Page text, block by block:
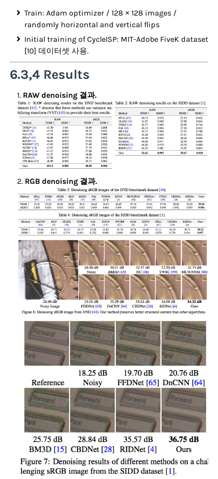
Train: Adam optimizer / 128 × 128 images /
randomly horizontal and vertical flips
Initial training of CycleISP: MIT-Adobe FiveK dataset
[10] 데이터셋 사용.
6.3,4 Results
RAW denoising 결과.
RGB denoising 결과.